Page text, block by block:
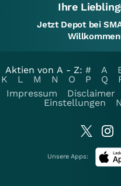
Ihre
Jetzt Depot bei
Aktien von A - Z: # A
K
L M N O P Q
Impressum
Disclaimer
Einstellungen
Unsere Apps: